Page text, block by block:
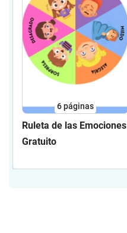
6páginas
Ruleta de las Emociones
Gratuito